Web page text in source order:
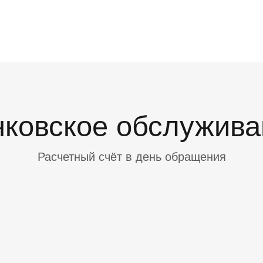
Расчетный счёт в день обращения